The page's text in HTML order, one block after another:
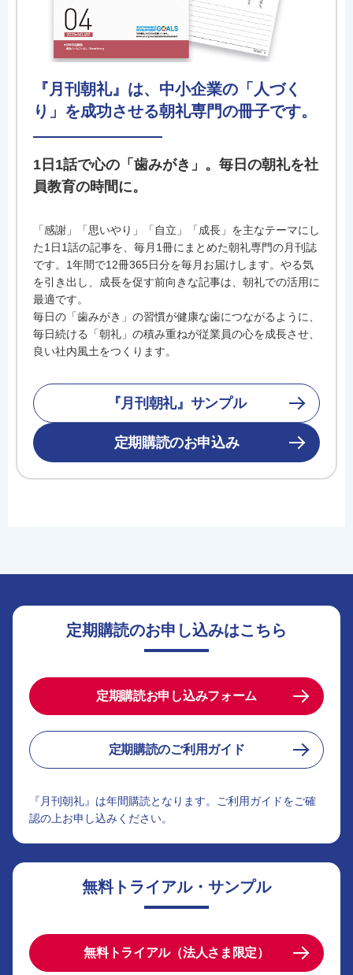
『月刊朝礼』は、中小企業の「人づく
り」を成功させる朝礼専門の冊子です。
1日1話で心の「歯みがき」。毎日の朝礼を社
員教育の時間に。
「感謝」「思いやり」「自立」「成長」を主なテーマにし
た1日1話の記事を、毎月1冊にまとめた朝礼専門の月刊誌
です。1年間で12冊365日分を毎月お届けします。やる気
を引き出し、成長を促す前向きな記事は、朝礼での活用に
最適です。
毎日の「歯みがき」の習慣が健康な歯につながるように、
毎日続ける「朝礼」の積み重ねが従業員の心を成長させ、
良い社内風土をつくります。
『月刊朝礼』サンプル
定期購読のお申込み
定期購読のお申し込みはこちら
定期購読お申し込みフォーム
定期購読のご利用ガイド
『月刊朝礼』は年間購読となります。ご利用ガイドをご確
認の上お申し込みください。
無料トライアル・サンプル
無料トライアル（法人さま限定）